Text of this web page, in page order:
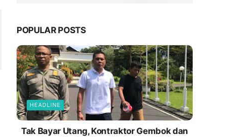
POPULAR POSTS
HEADLINE
Tak Bayar Utang, Kontraktor Gembok dan